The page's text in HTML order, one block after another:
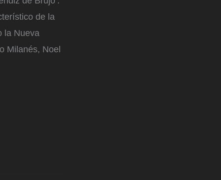
de la
la Nueva
Milanés, Noel